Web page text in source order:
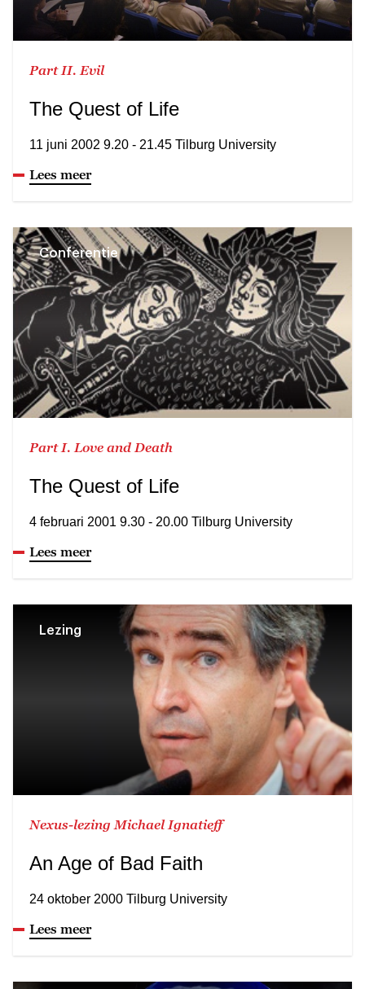
Part II. Evil
The Quest of Life
11 juni 2002 9.20 - 21.45 Tilburg University
Lees meer
Conferentie
Part I. Love and Death
The Quest of Life
4 februari 2001 9.30 - 20.00 Tilburg University
Lees meer
Lezing
Nexus-lezing Michael Ignatieff
An Age of Bad Faith
24 oktober 2000 Tilburg University
Lees meer